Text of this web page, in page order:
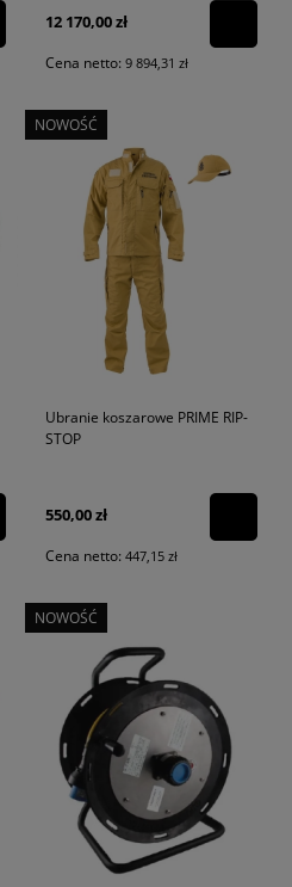
12 170,00 zł
Cena netto: 9 894,31 zł
Ubranie koszarowe PRIME RIP-
STOP
550,00 zł
Cena netto: 447,15 zł
NOWOŚĆ
NOWOŚĆ